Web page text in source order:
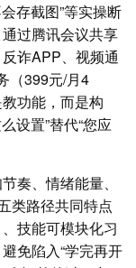
存截图”等实操断
过腾讯会议共享
诈APP、视频通
（399元/月4
功能，而是构
设置”替代“您应
奏、情绪能量、
类路径共同特点
技能可模块化习
免陷入“学完再开